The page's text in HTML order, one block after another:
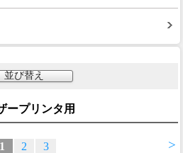
並び替え
ープリンタ用
>
1 2 3